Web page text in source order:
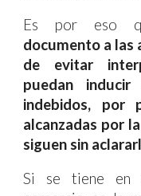
Es por eso
documento a las
de evitar
puedan
indebidos, por
alcanzadas por
siguen sin
Si se tiene en